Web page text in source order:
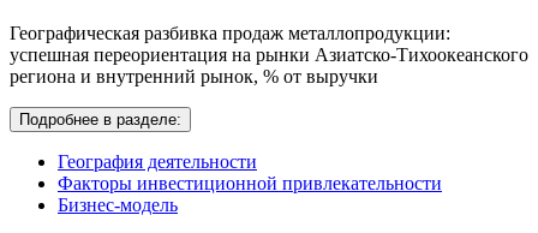
Географическая разбивка продаж металлопродукции:
успешная переориентация на рынки Азиатско-Тихоокеанского
региона и внутренний рынок, % от выручки
Подробнее в разделе:
География деятельности
Факторы инвестиционной привлекательности
Бизнес-модель